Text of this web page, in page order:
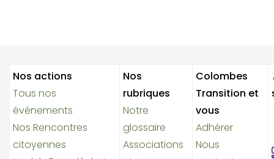
Nos actions
Tous nos
événements
Nos Rencontres
citoyennes
Nos
rubriques
Notre
glossaire
Associations
Colombes
Transition et
vous
Adhérer
Nous